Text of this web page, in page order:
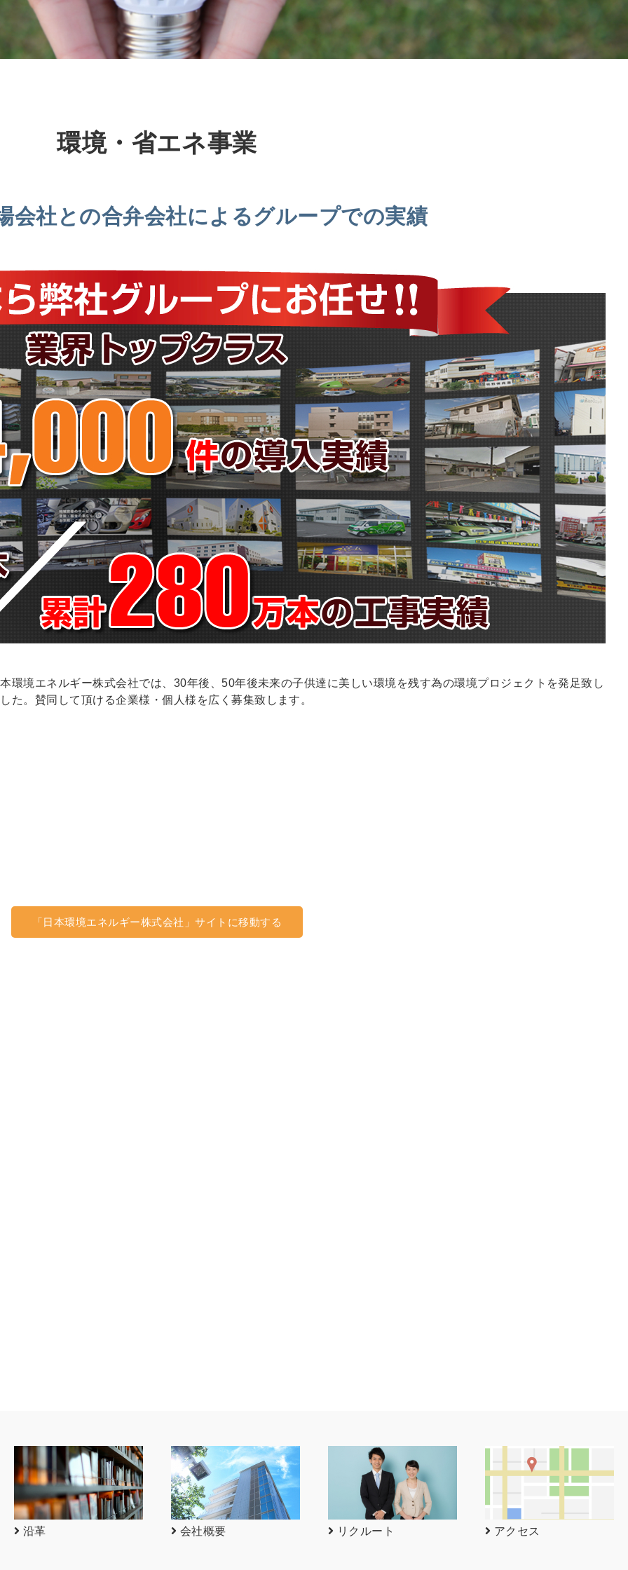
環境・省エネ事業
会社との合弁会社によるグループでの実績
環境エネルギー株式会社では、30年後、50年後未来の子供達に美しい環境を残す為の環境プロジェクトを発足致し
た。賛同して頂ける企業様・個人様を広く募集致します。
「日本環境エネルギー株式会社」サイトに移動する
沿革 会社概要 リクルート アクセス